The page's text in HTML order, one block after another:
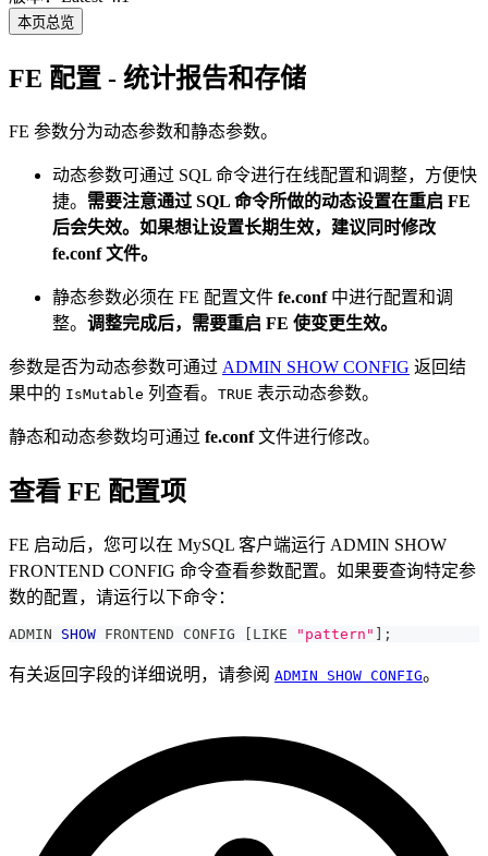
本页总览
FE 配置 - 统计报告和存储
FE 参数分为动态参数和静态参数。
动态参数可通过 SQL 命令进行在线配置和调整，方便快
捷。 需要注意通过 SQL 命令所做的动态设置在重启 FE
后会失效。如果想让设置长期生效，建议同时修改
fe.conf 文件。
静态参数必须在 FE 配置文件 fe.conf中进行配置和调
整。 调整完成后，需要重启 FE 使变更生效。
参数是否为动态参数可通过 ADMIN SHOW CONFIG 返回结
果中的 IsMutable 列查看。 TRUE 表示动态参数。
静态和动态参数均可通过 fe.conf文件进行修改。
查看 FE 配置项
FE 启动后，您可以在 MySQL 客户端运行 ADMIN SHOW
FRONTEND CONFIG 命令查看参数配置。如果要查询特定参
数的配置，请运行以下命令：
ADMIN SHOW FRONTEND CONFIG [ LIKE "pattern" ] ;
有关返回字段的详细说明，请参阅 ADMIN SHOW CONFIG。